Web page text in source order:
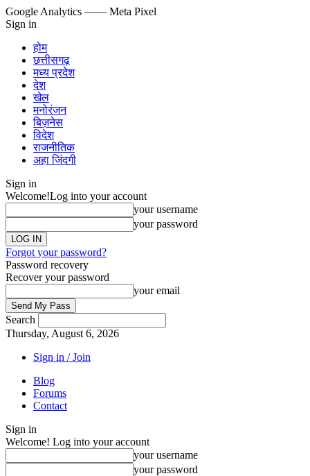
Google Analytics —— Meta Pixel
Sign in
होम
छत्तीसगढ़
मध्य प्रदेश
देश
खेल
मनोरंजन
बिज़नेस
विदेश
राजनीतिक
अहा जिंदगी
Sign in
Welcome!Log into your account
your username
your password
Forgot your password?
Password recovery
Recover your password
your email
Search
Thursday, August 6, 2026
Sign in / Join
Blog
Forums
Contact
Sign in
Welcome! Log into your account
your username
your password